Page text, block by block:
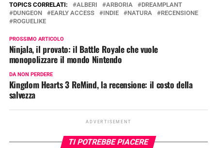
TOPICS CORRELATI: ALBERI ARBORIA
DREAMPLANT
DUNGEON
EARLY ACCESS INDIE NATURA
RECENSIONE
ROGUELIKE
PROSSIMO ARTICOLO
Ninjala, il provato: il Battle Royale che vuole
monopolizzare il mondo Nintendo
DA NON PERDERE
Kingdom Hearts 3 ReMind, la recensione: il costo della
salvezza
ADVERTISEMENT
TI POTREBBE PIACERE